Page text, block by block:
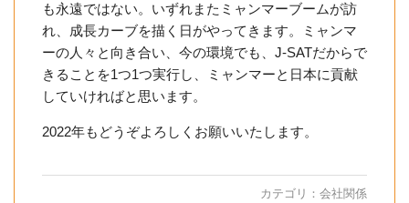
も永遠ではない。いずれまたミャンマーブームが訪
れ、成長カーブを描く日がやってきます。ミャンマ
ーの人々と向き合い、今の環境でも、J-SATだからで
きることを1つ1つ実行し、ミャンマーと日本に貢献
していければと思います。
2022年もどうぞよろしくお願いいたします。
カテゴリ： 会社関係